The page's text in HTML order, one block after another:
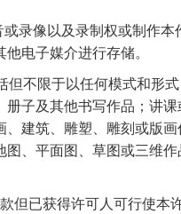
录像以及录制权或制作本
电子媒介进行存储。
但不限于以任何模式和形
子及其他书写作品；讲
建筑、雕塑、雕刻或版
、平面图、草图或三维
但已获得许可人可行使本